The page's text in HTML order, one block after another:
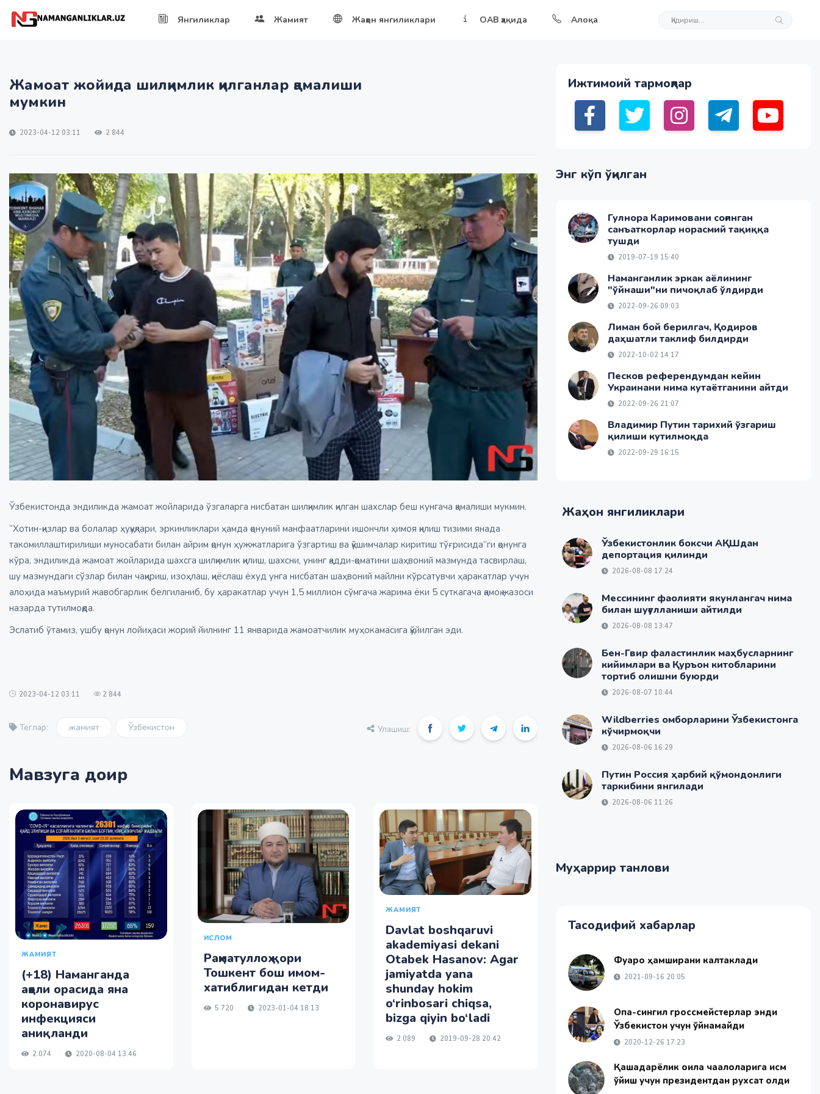
Янгиликлар Жамият Жаҳон янгиликлари ОАВ ҳақида Алоқа
Жамоат жойида шилқимлик қилганлар қамалиши
мумкин
2023-04-12 03:11 2 844
Ўзбекистонда эндиликда жамоат жойларида ўзгаларга нисбатан шилқимлик қилган шахслар беш кунгача қамалиши мукмин.
“Хотин-қизлар ва болалар ҳуқуқлари, эркинликлари ҳамда қонуний манфаатларини ишончли ҳимоя қилиш тизими янада
такомиллаштирилиши муносабати билан айрим қонун ҳужжатларига ўзгартиш ва қўшимчалар киритиш тўғрисида”ги қонунга
кўра, эндиликда жамоат жойларида шахсга шилқимлик қилиш, шахсни, унинг қадди-қоматини шаҳвоний мазмунда тасвирлаш,
шу мазмундаги сўзлар билан чақириш, изоҳлаш, қиёслаш ёхуд унга нисбатан шаҳвоний майлни кўрсатувчи ҳаракатлар учун
алоҳида маъмурий жавобгарлик белгиланиб, бу ҳаракатлар учун 1,5 миллион сўмгача жарима ёки 5 суткагача қамоқ жазоси
назарда тутилмоқда.
Эслатиб ўтамиз, ушбу қонун лойиҳаси жорий йилнинг 11 январида жамоатчилик муҳокамасига қўйилган эди.
2023-04-12 03:11 2 844
Теглар: жамият Ўзбекистон Улашиш:
Мавзуга доир
ЖАМИЯТ
(+18) Наманганда
аҳоли орасида яна
коронавирус
инфекцияси
аниқланди
2 074 2020-08-04 13:46
ИСЛОМ
Раҳматуллоҳ қори
Тошкент бош имом-
хатиблигидан кетди
5 720 2023-01-04 18:13
ЖАМИЯТ
Davlat boshqaruvi
akademiyasi dekani
Otabek Hasanov: Agar
jamiyatda yana
shunday hokim
o‘rinbosari chiqsa,
bizga qiyin bo‘ladi
2 089 2019-09-28 20:42
Ижтимоий тармоқлар
Энг кўп ўқилган
Гулнора Каримовани соғинган
санъаткорлар норасмий тақиққа
тушди
2019-07-19 15:40
Наманганлик эркак аёлининг
"ўйнаши"ни пичоқлаб ўлдирди
2022-09-26 09:03
Лиман бой берилгач, Қодиров
даҳшатли таклиф билдирди
2022-10-02 14:17
Песков референдумдан кейин
Украинани нима кутаётганини айтди
2022-09-26 21:07
Владимир Путин тарихий ўзгариш
қилиши кутилмоқда
2022-09-29 16:15
Жаҳон янгиликлари
Ўзбекистонлик боксчи АҚШдан
депортация қилинди
2026-08-08 17:24
Мессининг фаолияти якунлангач нима
билан шуғулланиши айтилди
2026-08-08 13:47
Бен-Гвир фаластинлик маҳбусларнинг
кийимлари ва Қуръон китобларини
тортиб олишни буюрди
2026-08-07 10:44
Wildberries омборларини Ўзбекистонга
кўчирмоқчи
2026-08-06 16:29
Путин Россия ҳарбий қўмондонлиги
таркибини янгилади
2026-08-06 11:26
Муҳаррир танлови
Тасодифий хабарлар
Фуқаро ҳамширани калтаклади
2021-09-16 20:05
Опа-сингил гроссмейстерлар энди
Ўзбекистон учун ўйнамайди
2020-12-26 17:23
Қашқадарёлик оила чақалоқларига исм
қўйиш учун президентдан рухсат олди